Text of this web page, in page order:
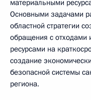
материальными
Основными задачами
областной стратегии
обращения с отходами
ресурсами на
создание
безопасной системы
региона.